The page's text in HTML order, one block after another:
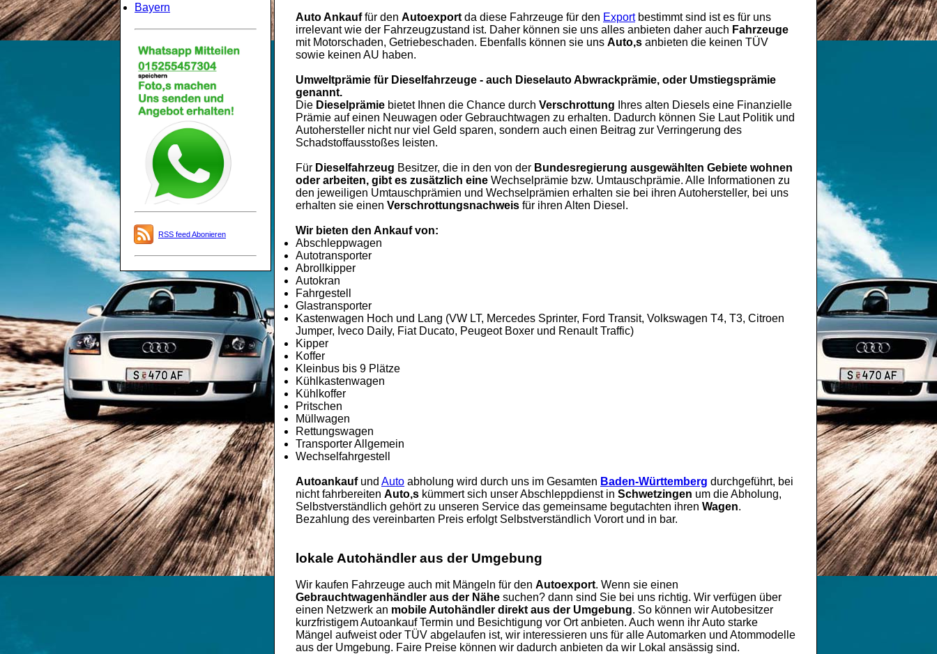
Bayern
RSS feed Abonieren
Auto Ankauffür den Autoexport da diese Fahrzeuge für den Exportbestimmt sind ist es für uns
irrelevant wie der Fahrzeugzustand ist. Daher können sie uns alles anbieten daher auch Fahrzeuge
mit Motorschaden, Getriebeschaden. Ebenfalls können sie uns Auto,s anbieten die keinen TÜV
sowie keinen AU haben.
Umweltprämie für Dieselfahrzeuge - auch Dieselauto Abwrackprämie, oder Umstiegsprämie
genannt.
Die Dieselprämie bietet Ihnen die Chance durch Verschrottung Ihres alten Diesels eine Finanzielle
Prämie auf einen Neuwagen oder Gebrauchtwagen zu erhalten. Dadurch können Sie Laut Politik und
Autohersteller nicht nur viel Geld sparen, sondern auch einen Beitrag zur Verringerung des
Schadstoffausstoßes leisten.
Für Dieselfahrzeug Besitzer, die in den von der Bundesregierung ausgewählten Gebiete wohnen
oder arbeiten, gibt es zusätzlich eine Wechselprämie bzw. Umtauschprämie. Alle Informationen zu
den jeweiligen Umtauschprämien und Wechselprämien erhalten sie bei ihren Autohersteller, bei uns
erhalten sie einen Verschrottungsnachweis für ihren Alten Diesel.
Wir bieten den Ankauf von:
Abschleppwagen
Autotransporter
Abrollkipper
Autokran
Fahrgestell
Glastransporter
Kastenwagen Hoch und Lang (VW LT, Mercedes Sprinter, Ford Transit, Volkswagen T4, T3, Citroen
Jumper, Iveco Daily, Fiat Ducato, Peugeot Boxer und Renault Traffic)
Kipper
Koffer
Kleinbus bis 9 Plätze
Kühlkastenwagen
Kühlkoffer
Pritschen
Müllwagen
Rettungswagen
Transporter Allgemein
Wechselfahrgestell
Autoankaufund Auto abholung wird durch uns im Gesamten Baden-Württemberg durchgeführt, bei
nicht fahrbereiten Auto,s kümmert sich unser Abschleppdienst in Schwetzingen um die Abholung,
Selbstverständlich gehört zu unseren Service das gemeinsame begutachten ihren Wagen.
Bezahlung des vereinbarten Preis erfolgt Selbstverständlich Vorort und in bar.
lokale Autohändler aus der Umgebung
Wir kaufen Fahrzeuge auch mit Mängeln für den Autoexport. Wenn sie einen
Gebrauchtwagenhändler aus der Nähe suchen? dann sind Sie bei uns richtig. Wir verfügen über
einen Netzwerk an mobile Autohändler direkt aus der Umgebung. So können wir Autobesitzer
kurzfristigem Autoankauf Termin und Besichtigung vor Ort anbieten. Auch wenn ihr Auto starke
Mängel aufweist oder TÜV abgelaufen ist, wir interessieren uns für alle Automarken und Atommodelle
aus der Umgebung. Faire Preise können wir dadurch anbieten da wir Lokal ansässig sind.